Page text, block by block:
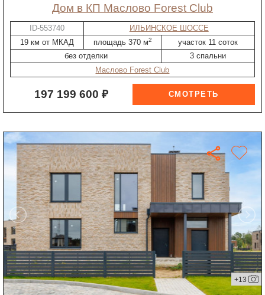
дом в КП Маслово Forest Club
ID-553740
ИЛЬИНСКОЕ ШОССЕ
19 км от МКАД
площадь 370 м2
участок 11 соток
без отделки
3 спальни
Маслово Forest Club
197 199 600 ₽
+13